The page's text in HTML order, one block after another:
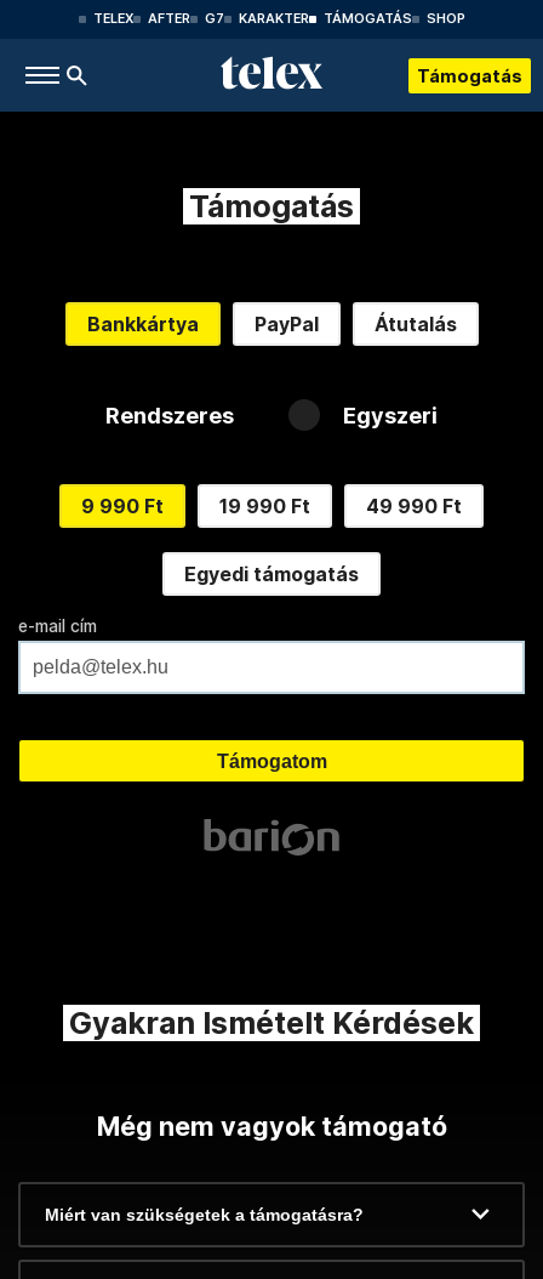
TELEX AFTER G7 KARAKTER TÁMOGATÁS SHOP
Támogatás
Támogatás
Bankkártya PayPal Átutalás
Rendszeres Egyszeri
9 990 Ft 19 990 Ft 49 990 Ft
Egyedi támogatás
e-mail cím
Gyakran Ismételt Kérdések
Még nem vagyok támogató
Miért van szükségetek a támogatásra?